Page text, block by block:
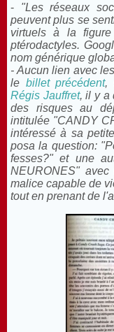
- "Les réseaux
peuvent plus se
virtuels à la
ptérodactyles.
nom générique
- Aucun lien avec
le billet précédent,
Régis Jauffret, il y a
des risques au
intitulée "CANDY
intéressé à sa
posa la question:
fesses?" et une
NEURONES"
malice capable de
tout en prenant de